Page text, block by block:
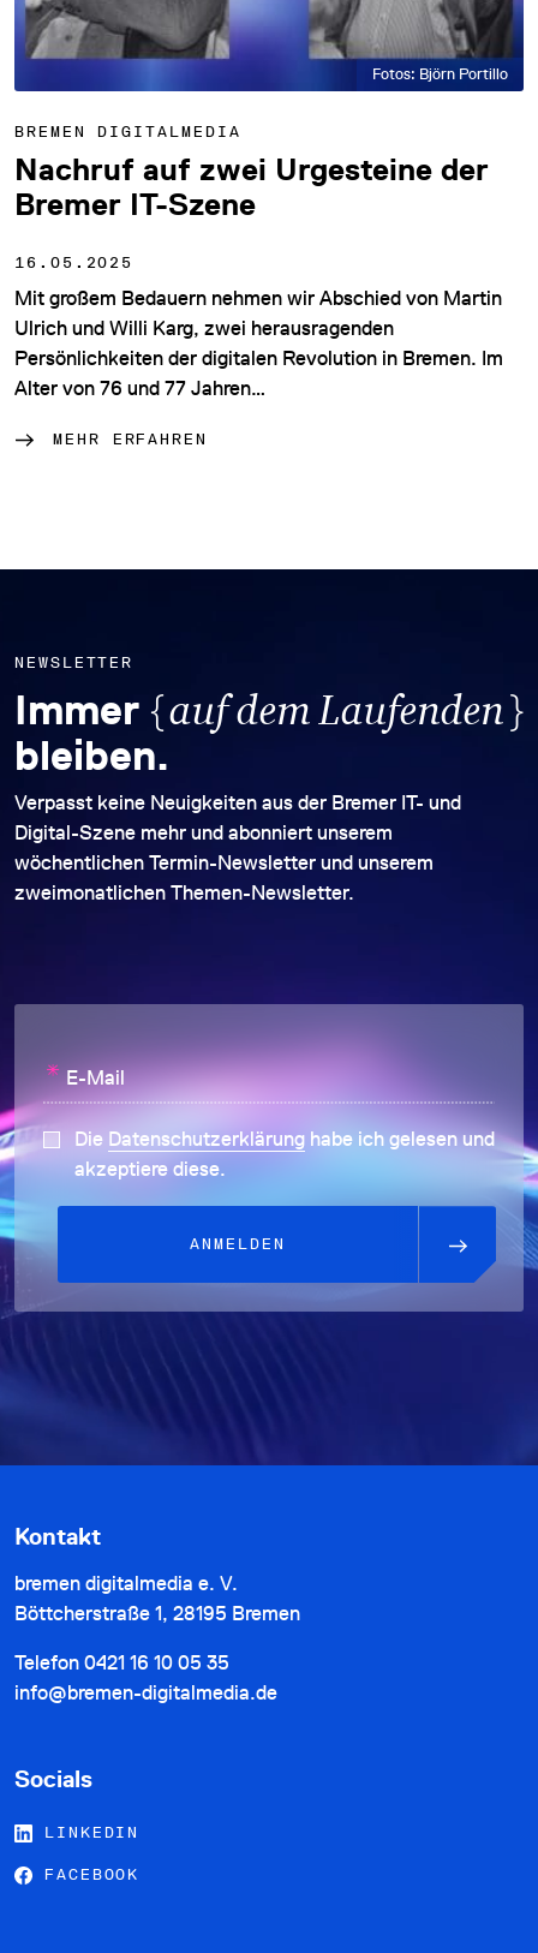
Fotos: Björn Portillo
BREMEN DIGITALMEDIA
Nachruf auf zwei Urgesteine der
Bremer IT-Szene
16.05.2025
Mit großem Bedauern nehmen wir Abschied von Martin
Ulrich und Willi Karg, zwei herausragenden
Persönlichkeiten der digitalen Revolution in Bremen. Im
Alter von 76 und 77 Jahren…
MEHR ERFAHREN
NEWSLETTER
Immer {auf dem Laufenden}
bleiben.
Verpasst keine Neuigkeiten aus der Bremer IT- und
Digital-Szene mehr und abonniert unserem
wöchentlichen Termin-Newsletter und unserem
zweimonatlichen Themen-Newsletter.
* E-Mail
Die Datenschutzerklärunghabe ich gelesen und
akzeptiere diese.
ANMELDEN
Kontakt
bremen digitalmedia e. V.
Böttcherstraße 1, 28195 Bremen
Telefon 0421 16 10 05 35
info@bremen-digitalmedia.de
Socials
LINKEDIN
FACEBOOK